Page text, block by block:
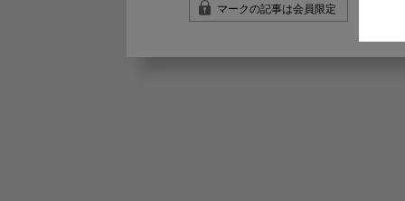
マークの記事は会員限定